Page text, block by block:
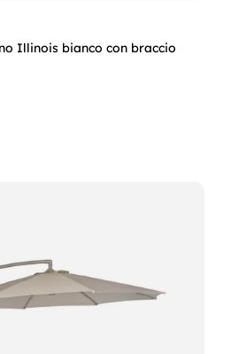
Illinois bianco con braccio